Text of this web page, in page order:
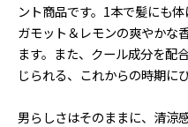
ント商品です。1本で髪にも
ガモット＆レモンの爽やかな
ます。また、クール成分を配
じられる、これからの時期に
男らしさはそのままに、清涼